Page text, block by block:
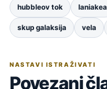
hubbleov tok laniakea
skup galaksija vela
NASTAVI ISTRAŽIVATI
Povezani